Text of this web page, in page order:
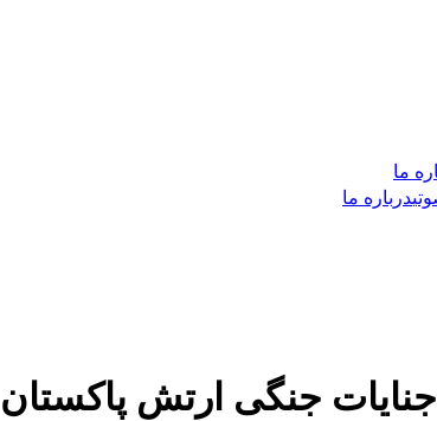
ما
درباره ما